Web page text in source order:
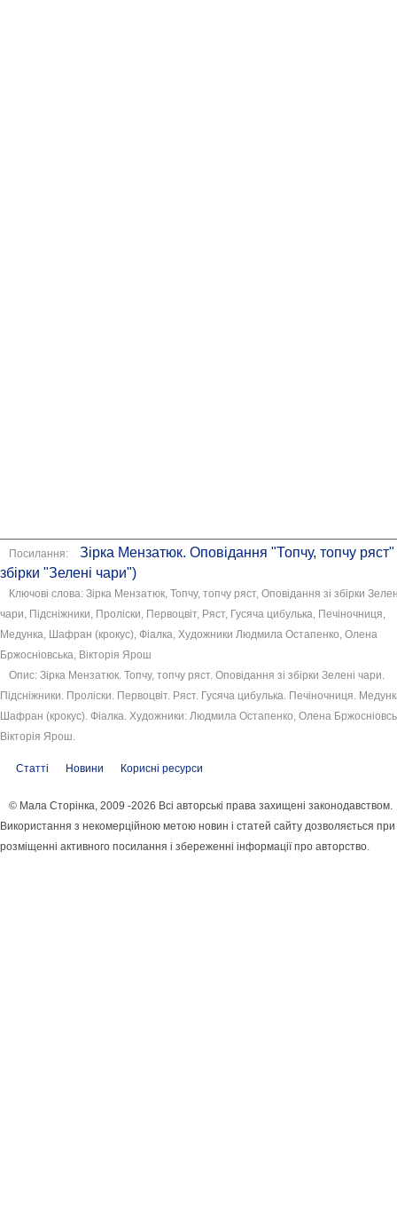
Посилання:
Зірка Мензатюк. Оповідання "Топчу, топчу ряст"
збірки "Зелені чари")
Ключові слова: Зірка Мензатюк, Топчу, топчу ряст, Оповідання зі збірки
чари, Підсніжники, Проліски, Первоцвіт, Ряст, Гусяча цибулька, Печіночниця,
Медунка, Шафран (крокус), Фіалка, Художники Людмила Остапенко, Олена
Бржосніовська, Вікторія Ярош
Опис: Зірка Мензатюк. Топчу, топчу ряст. Оповідання зі збірки Зелені чари.
Підсніжники. Проліски. Первоцвіт. Ряст. Гусяча цибулька. Печіночниця.
Шафран (крокус). Фіалка. Художники: Людмила Остапенко, Олена
Вікторія Ярош.
Статті Новини Корисні ресурси
© Мала Сторінка, 2009 -2026 Всі авторські права захищені законодавством.
Використання з некомерційною метою новин і статей сайту дозволяється при
розміщенні активного посилання і збереженні інформації про авторство.